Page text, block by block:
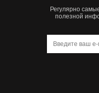
Регулярно
полезной